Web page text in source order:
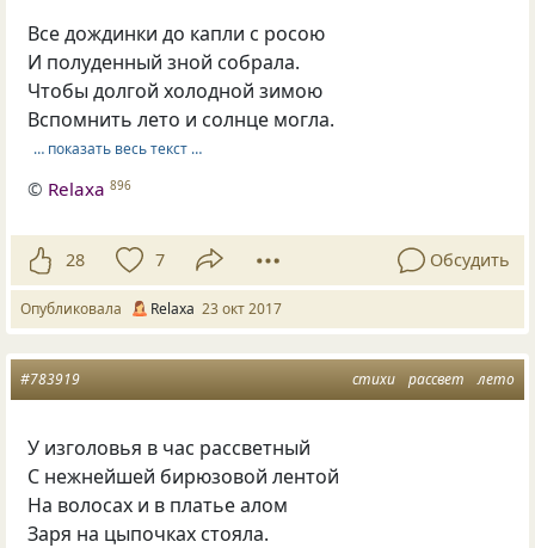
Все дождинки до капли с росою
И полуденный зной собрала.
Чтобы долгой холодной зимою
Вспомнить лето и солнце могла.
… показать весь текст …
© Relaxa 896
28 7 Обсудить
Опубликовала Relaxa 23 окт 2017
стихи рассвет лето
#783919
У изголовья в час рассветный
С нежнейшей бирюзовой лентой
На волосах и в платье алом
Заря на цыпочках стояла.